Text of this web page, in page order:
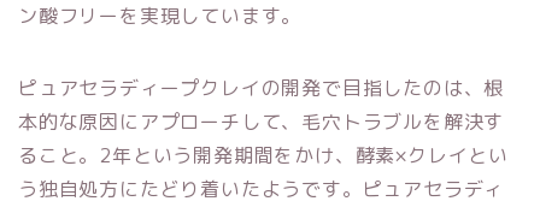
ン酸フリーを実現しています。
ピュアセラディープクレイの開発で目指したのは、根
本的な原因にアプローチして、毛穴トラブルを解決す
ること。2年という開発期間をかけ、酵素×クレイとい
う独自処方にたどり着いたようです。ピュアセラディ